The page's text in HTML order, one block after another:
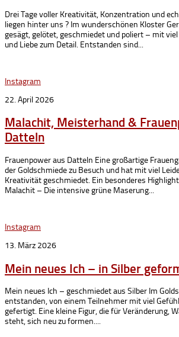
Drei Tage voller Kreativität, Konzentration und
liegen hinter uns ? Im wunderschönen Kloster
gesägt, gelötet, geschmiedet und poliert – mit
und Liebe zum Detail. Entstanden sind...
Instagram
22. April 2026
Malachit, Meisterhand &
Datteln
Frauenpower aus Datteln Eine großartige
der Goldschmiede zu Besuch und hat mit viel
Kreativität geschmiedet. Ein besonderes
Malachit – Die intensive grüne Maserung...
Instagram
13. März 2026
Mein neues Ich – in Silber
Mein neues Ich – geschmiedet aus Silber Im
entstanden, von einem Teilnehmer mit viel
gefertigt. Eine kleine Figur, die für Veränderung,
steht, sich neu zu formen....